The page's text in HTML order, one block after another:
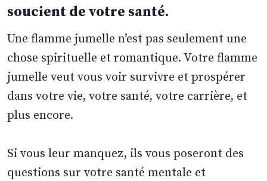
soucient de votre santé.
Une flamme jumelle n’est pas seulement une
chose spirituelle et romantique. Votre flamme
jumelle veut vous voir survivre et prospérer
dans votre vie, votre santé, votre carrière, et
plus encore.
Si vous leur manquez, ils vous poseront des
questions sur votre santé mentale et